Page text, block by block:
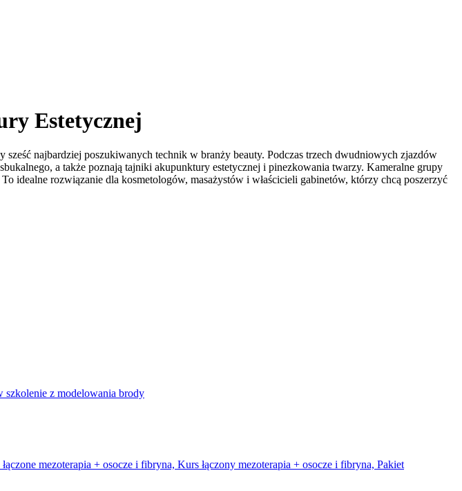
Estetycznej
sześć najbardziej poszukiwanych technik w branży beauty. Podczas trzech dwudniowych zjazdów
a także poznają tajniki akupunktury estetycznej i pinezkowania twarzy. Kameralne grupy
idealne rozwiązanie dla kosmetologów, masażystów i właścicieli gabinetów, którzy chcą poszerzyć